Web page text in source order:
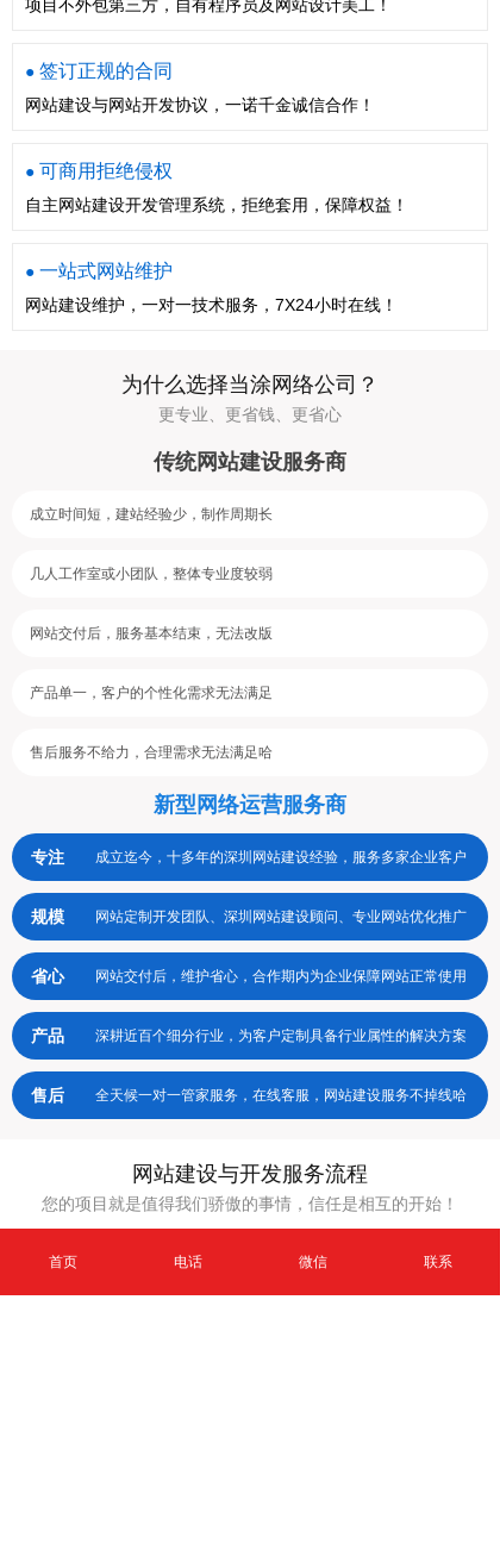
项目不外包第三方，自有程序员及网站设计美工！
● 签订正规的合同
网站建设与网站开发协议，一诺千金诚信合作！
● 可商用拒绝侵权
自主网站建设开发管理系统，拒绝套用，保障权益！
● 一站式网站维护
网站建设维护，一对一技术服务，7X24小时在线！
为什么选择当涂网络公司？
更专业、更省钱、更省心
传统网站建设服务商
成立时间短，建站经验少，制作周期长
几人工作室或小团队，整体专业度较弱
网站交付后，服务基本结束，无法改版
产品单一，客户的个性化需求无法满足
售后服务不给力，合理需求无法满足哈
新型网络运营服务商
专注 成立迄今，十多年的深圳网站建设经验，服务多家企业客户
规模 网站定制开发团队、深圳网站建设顾问、专业网站优化推广
省心 网站交付后，维护省心，合作期内为企业保障网站正常使用
产品 深耕近百个细分行业，为客户定制具备行业属性的解决方案
售后 全天候一对一管家服务，在线客服，网站建设服务不掉线哈
网站建设与开发服务流程
您的项目就是值得我们骄傲的事情，信任是相互的开始！
首页 电话 微信 联系